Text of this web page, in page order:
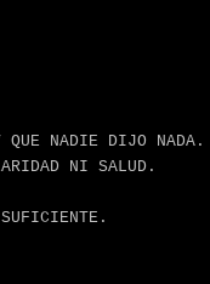
QUE NADIE DIJO NADA.
NI SALUD.